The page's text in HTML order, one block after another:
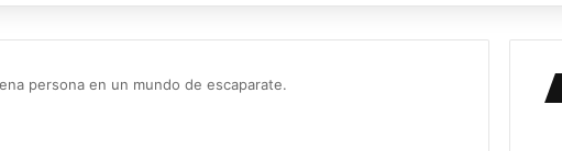
persona en un mundo de escaparate.